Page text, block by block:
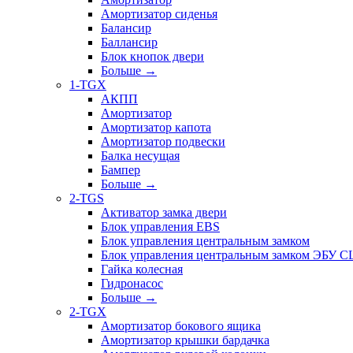
Амортизатор сиденья
Балансир
Баллансир
Блок кнопок двери
Больше →
1-TGX
АКПП
Амортизатор
Амортизатор капота
Амортизатор подвески
Балка несущая
Бампер
Больше →
2-TGS
Активатор замка двери
Блок управления EBS
Блок управления центральным замком
Блок управления центральным замком ЭБУ
Гайка колесная
Гидронасос
Больше →
2-TGX
Амортизатор бокового ящика
Амортизатор крышки бардачка